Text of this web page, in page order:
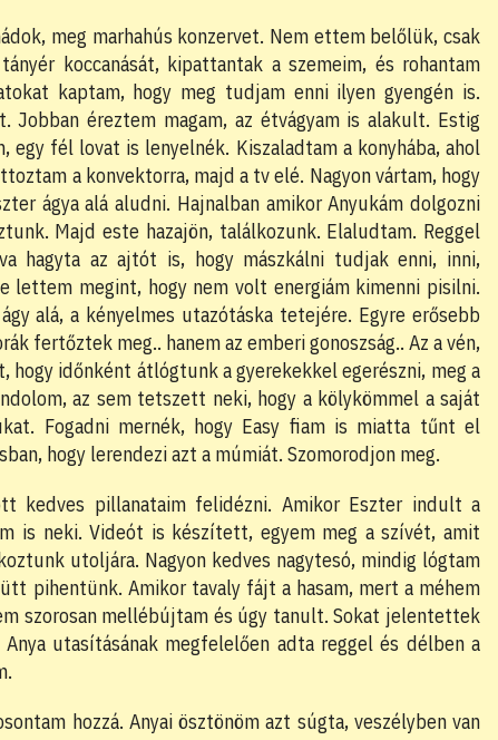
meg marhahús konzervet. Nem ettem belőlük, csak
koccanását, kipattantak a szemeim, és rohantam
kaptam, hogy meg tudjam enni ilyen gyengén is.
éreztem magam, az étvágyam is alakult. Estig
fél lovat is lenyelnék. Kiszaladtam a konyhába, ahol
a konvektorra, majd a tv elé. Nagyon vártam, hogy
ágya alá aludni. Hajnalban amikor Anyukám dolgozni
Majd este hazajön, találkozunk. Elaludtam. Reggel
hagyta az ajtót is, hogy mászkálni tudjak enni, inni,
lettem megint, hogy nem volt energiám kimenni pisilni.
alá, a kényelmes utazótáska tetejére. Egyre erősebb
fertőztek meg.. hanem az emberi gonoszság.. Az a vén,
hogy időnként átlógtunk a gyerekekkel egerészni, meg a
az sem tetszett neki, hogy a kölykömmel a saját
Fogadni mernék, hogy Easy fiam is miatta tűnt el
hogy lerendezi azt a múmiát. Szomorodjon meg.
kedves pillanataim felidézni. Amikor Eszter indult a
is neki. Videót is készített, egyem meg a szívét, amit
utoljára. Nagyon kedves nagytesó, mindig lógtam
pihentünk. Amikor tavaly fájt a hasam, mert a méhem
szorosan mellébújtam és úgy tanult. Sokat jelentettek
utasításának megfelelően adta reggel és délben a
hozzá. Anyai ösztönöm azt súgta, veszélyben van